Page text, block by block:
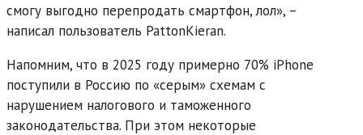
смогу выгодно перепродать смартфон, лол», –
написал пользователь PattonKieran.
Напомним, что в 2025 году примерно 70% iPhone
поступили в Россию по «серым» схемам с
нарушением налогового и таможенного
законодательства. При этом некоторые